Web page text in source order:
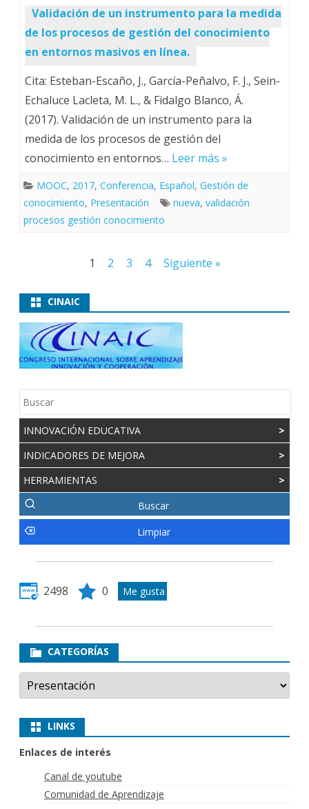
Validación de un instrumento para la medida
de los procesos de gestión del conocimiento
en entornos masivos en línea.
Cita: Esteban-Escaño, J., García-Peñalvo, F. J., Sein-
Echaluce Lacleta, M. L., & Fidalgo Blanco, Á.
(2017). Validación de un instrumento para la
medida de los procesos de gestión del
conocimiento en entornos… Leer más »
MOOC, 2017, Conferencia, Español, Gestión de
conocimiento, Presentación nueva, validación
procesos gestión conocimiento
1 2 3 4 Siguiente »
CINAIC
INNOVACIÓN EDUCATIVA
>
INDICADORES DE MEJORA
>
HERRAMIENTAS
>
2498 0
CATEGORÍAS
Categorías
LINKS
Enlaces de interés
Canal de youtube
Comunidad de Aprendizaje